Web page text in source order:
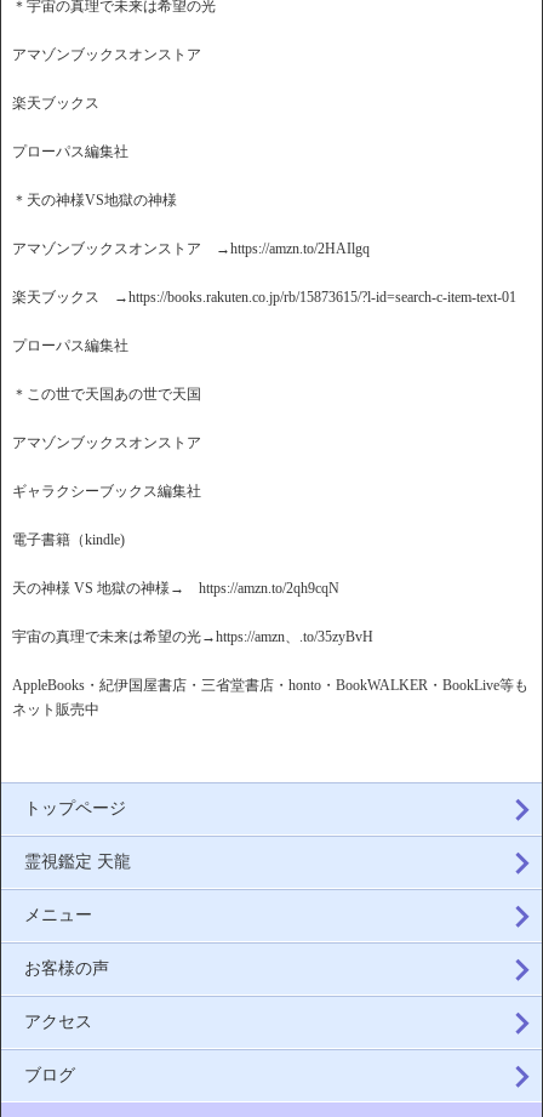
＊宇宙の真理で未来は希望の光
アマゾンブックスオンストア
楽天ブックス
プローパス編集社
＊天の神様VS地獄の神様
アマゾンブックスオンストア →https://amzn.to/2HAIlgq
楽天ブックス →https://books.rakuten.co.jp/rb/15873615/?l-id=search-c-item-text-01
プローパス編集社
＊この世で天国あの世で天国
アマゾンブックスオンストア
ギャラクシーブックス編集社
電子書籍（kindle)
天の神様 VS 地獄の神様→ https://amzn.to/2qh9cqN
宇宙の真理で未来は希望の光→https://amzn、.to/35zyBvH
AppleBooks・紀伊国屋書店・三省堂書店・honto・BookWALKER・BookLive等も
ネット販売中
トップページ
霊視鑑定 天龍
メニュー
お客様の声
アクセス
ブログ